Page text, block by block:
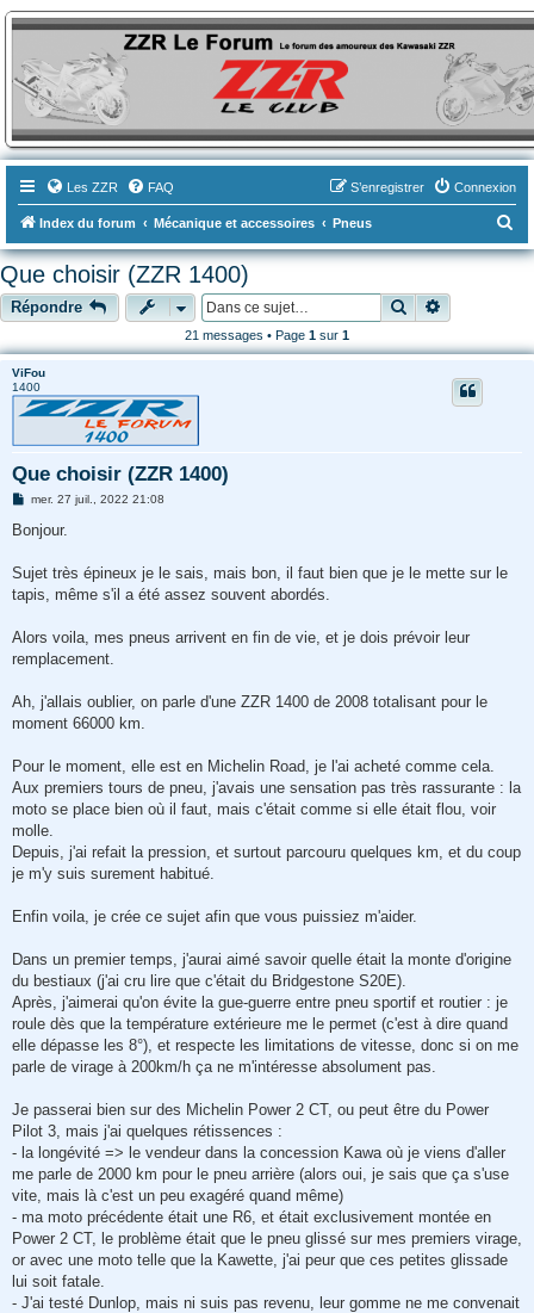
ZZR-Leclub le Forum
Le forum des amoureux des Kawasaki ZZR
Les ZZR FAQ Connexion
S’enregistrer
Index du forum Mécanique et accessoires Pneus
e
Que choisir (ZZR 1400)
Répondre Rechercher
21 messages • Page 1 sur 1
ViFou
1400
Que choisir (ZZR 1400)
M
s
g
e
mer. 27 juil., 2022 21:08
Bonjour.
Sujet très épineux je le sais, mais bon, il faut bien que je le mette sur le
tapis, même s'il a été assez souvent abordés.
Alors voila, mes pneus arrivent en fin de vie, et je dois prévoir leur
remplacement.
Ah, j'allais oublier, on parle d'une ZZR 1400 de 2008 totalisant pour le
moment 66000 km.
Pour le moment, elle est en Michelin Road, je l'ai acheté comme cela.
Aux premiers tours de pneu, j'avais une sensation pas très rassurante : la
moto se place bien où il faut, mais c'était comme si elle était flou, voir
molle.
Depuis, j'ai refait la pression, et surtout parcouru quelques km, et du coup
je m'y suis surement habitué.
Enfin voila, je crée ce sujet afin que vous puissiez m'aider.
Dans un premier temps, j'aurai aimé savoir quelle était la monte d'origine
du bestiaux (j'ai cru lire que c'était du Bridgestone S20E).
Après, j'aimerai qu'on évite la gue-guerre entre pneu sportif et routier : je
roule dès que la température extérieure me le permet (c'est à dire quand
elle dépasse les 8°), et respecte les limitations de vitesse, donc si on me
parle de virage à 200km/h ça ne m'intéresse absolument pas.
Je passerai bien sur des Michelin Power 2 CT, ou peut être du Power
Pilot 3, mais j'ai quelques rétissences :
- la longévité => le vendeur dans la concession Kawa où je viens d'aller
me parle de 2000 km pour le pneu arrière (alors oui, je sais que ça s'use
vite, mais là c'est un peu exagéré quand même)
- ma moto précédente était une R6, et était exclusivement montée en
Power 2 CT, le problème était que le pneu glissé sur mes premiers virage,
or avec une moto telle que la Kawette, j'ai peur que ces petites glissade
lui soit fatale.
- J'ai testé Dunlop, mais ni suis pas revenu, leur gomme ne me convenait